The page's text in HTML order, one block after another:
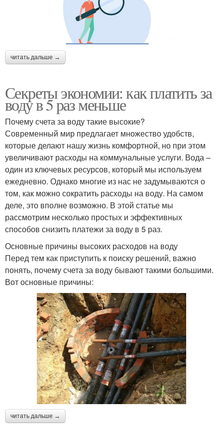
читать дальше →
Секреты экономии: как платить за
воду в 5 раз меньше
Почему счета за воду такие высокие?
Современный мир предлагает множество удобств,
которые делают нашу жизнь комфортной, но при этом
увеличивают расходы на коммунальные услуги. Вода –
один из ключевых ресурсов, который мы используем
ежедневно. Однако многие из нас не задумываются о
том, как можно сократить расходы на воду. На самом
деле, это вполне возможно. В этой статье мы
рассмотрим несколько простых и эффективных
способов снизить платежи за воду в 5 раз.
Основные причины высоких расходов на воду
Перед тем как приступить к поиску решений, важно
понять, почему счета за воду бывают такими большими.
Вот основные причины:
читать дальше →